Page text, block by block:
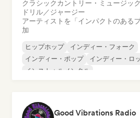
クラシック カントリー・ミュージック
ドリル／ジャージー
アーティストを「インパクトのある
加
ヒップホップ
インディー・フォーク
インディー・ポップ
インディー・ロ
インストゥルメンタル
Good Vibrations Radio